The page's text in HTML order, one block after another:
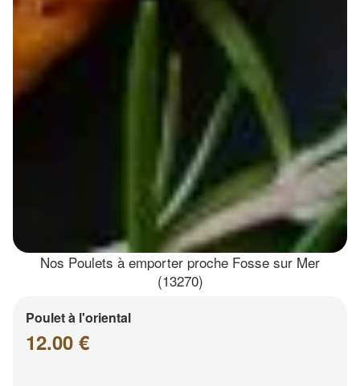
Nos Poulets à emporter proche Fosse sur Mer
(13270)
Poulet à l'oriental
12.00 €